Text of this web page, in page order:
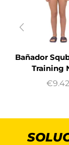
Bañador
Training
€9.42